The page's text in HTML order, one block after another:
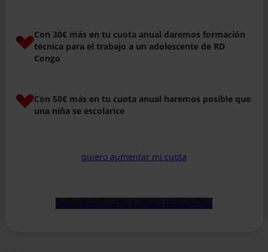
Con 30€ más en tu cuota anual daremos formación
técnica para el trabajo a un adolescente de RD
Congo
Con 50€ más en tu cuota anual haremos posible que
una niña se escolarice
quiero aumentar mi cuota
CALCULA CUÁNTO PUEDES DESGRAVAR